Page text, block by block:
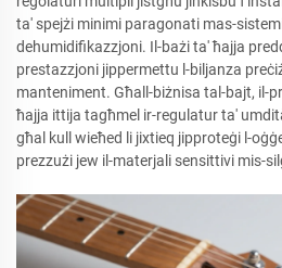
ta' spejżi minimi paragonati mas-
dehumidifikazzjoni. Il-bażi ta' ħajja
prestazzjoni jippermettu l-biljanza
manteniment. Għall-biżnisa tal-bajt, il-
ħajja ittija tagħmel ir-regulatur ta'
għal kull wieħed li jixtieq jipproteġi l-
prezzużi jew il-materjali sensittivi mis-